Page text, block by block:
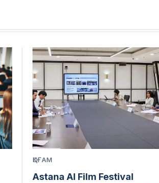
ҚОҒАМ
Astana AI Film Festival